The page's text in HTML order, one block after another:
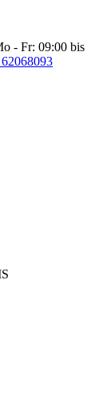
- Fr: 09:00 bis